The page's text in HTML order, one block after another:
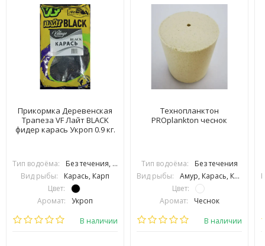
Прикормка Деревенская
Трапеза VF Лайт BLACK
фидер карась Укроп 0.9 кг.
Тип водоёма:
Без течения, С течением
Вид рыбы:
Карась, Карп
Цвет:
Аромат:
Укроп
Фракция:
В наличии
Технопланктон
PROplankton чеснок
Тип водоёма:
Без течения
Вид рыбы:
Амур, Карась, Карп, Лещ, Толстолоб
Цвет:
Аромат:
Чеснок
Фракция:
В наличии